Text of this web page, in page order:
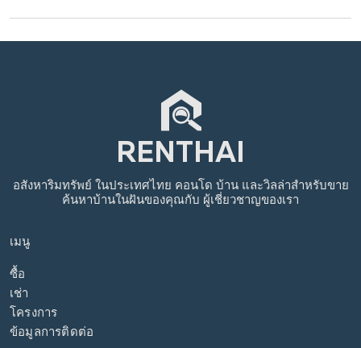
เมนู
ซื้อ
เช่า
โครงการ
ข้อมูลการติดต่อ
อสังหาริมทรัพย์ ในประเทศไทย คอนโด บ้าน และวิลล่าสำหรับขาย
ค้นหาบ้านในฝันของคุณกับ ผู้เชี่ยวชาญของเรา